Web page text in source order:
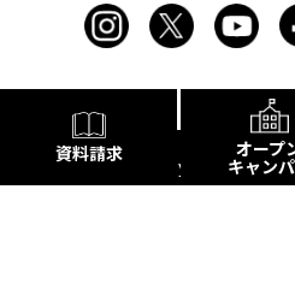
資料請求 オープ
キャン
Copyright©修成